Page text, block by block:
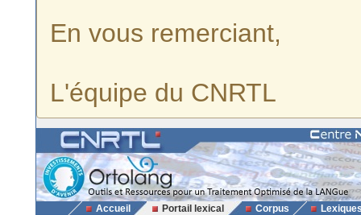
En vous remerciant,
L'équipe du CNRTL
Accueil Portail lexical Corpus